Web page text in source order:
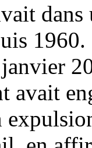
1960.
avait